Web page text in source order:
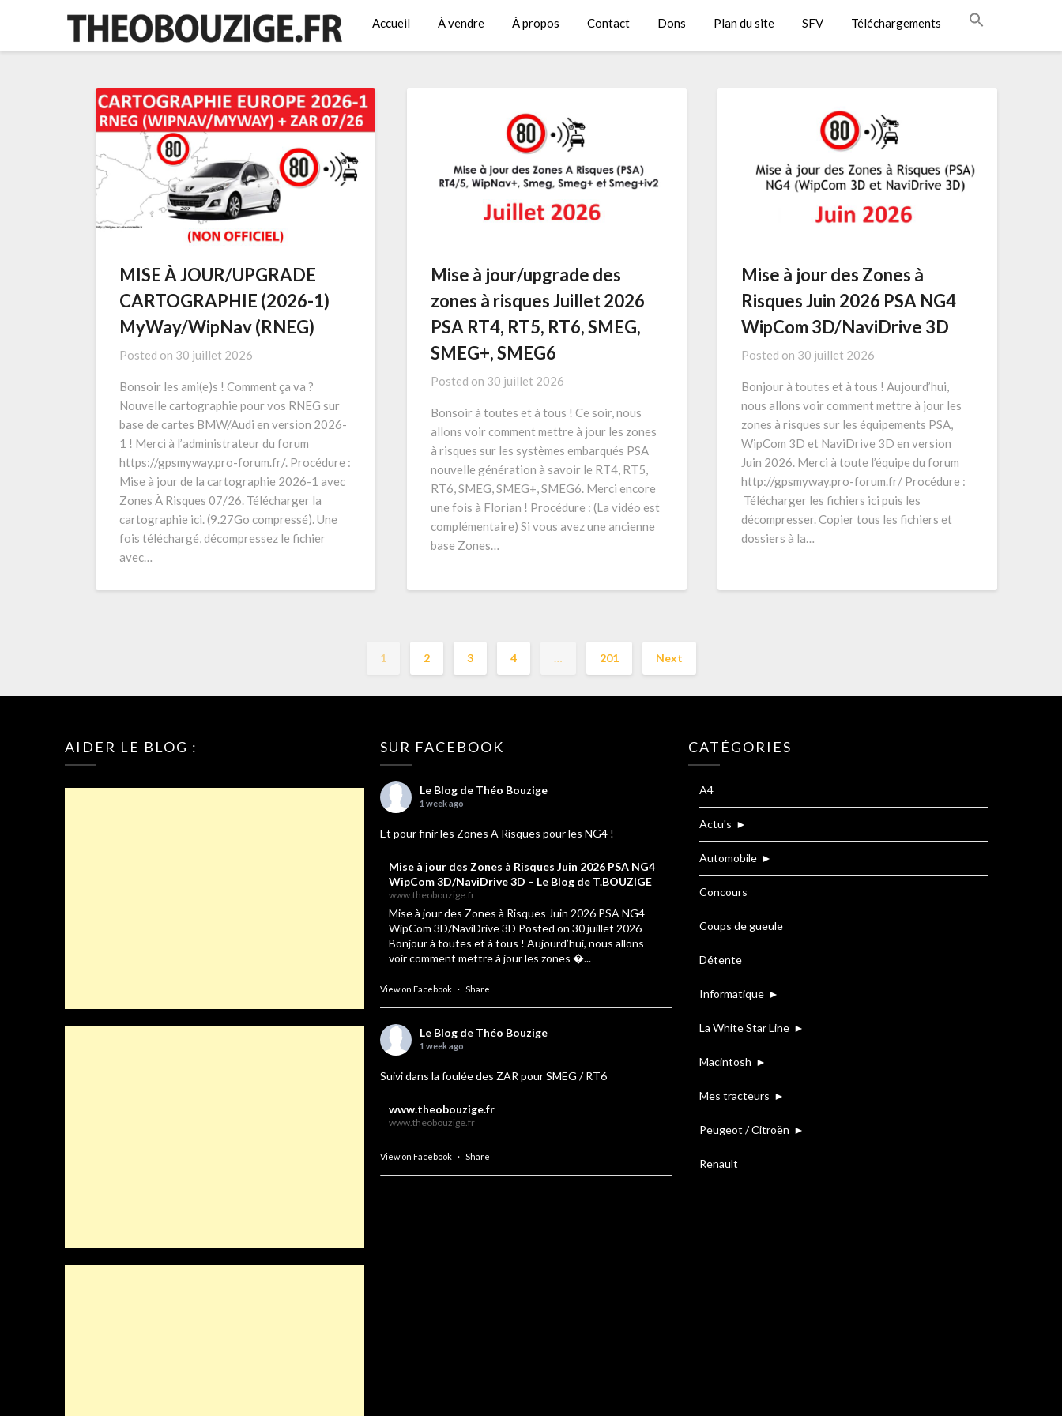
content
Accueil À vendre À propos Contact Dons Plan du site SFV Téléchargements
MISE À JOUR/UPGRADE
CARTOGRAPHIE (2026-1)
MyWay/WipNav (RNEG)
Posted on 30 juillet 2026
Bonsoir les ami(e)s ! Comment ça va ?
Nouvelle cartographie pour vos RNEG sur
base de cartes BMW/Audi en version 2026-
1 ! Merci à l’administrateur du forum
https://gpsmyway.pro-forum.fr/. Procédure :
Mise à jour de la cartographie 2026-1 avec
Zones À Risques 07/26. Télécharger la
cartographie ici. (9.27Go compressé). Une
fois téléchargé, décompressez le fichier
avec…
Mise à jour/upgrade des
zones à risques Juillet 2026
PSA RT4, RT5, RT6, SMEG,
SMEG+, SMEG6
Posted on 30 juillet 2026
Bonsoir à toutes et à tous ! Ce soir, nous
allons voir comment mettre à jour les zones
à risques sur les systèmes embarqués PSA
nouvelle génération à savoir le RT4, RT5,
RT6, SMEG, SMEG+, SMEG6. Merci encore
une fois à Florian ! Procédure : (La vidéo est
complémentaire) Si vous avez une ancienne
base Zones…
Mise à jour des Zones à
Risques Juin 2026 PSA NG4
WipCom 3D/NaviDrive 3D
Posted on 30 juillet 2026
Bonjour à toutes et à tous ! Aujourd’hui,
nous allons voir comment mettre à jour les
zones à risques sur les équipements PSA,
WipCom 3D et NaviDrive 3D en version
Juin 2026. Merci à toute l’équipe du forum
http://gpsmyway.pro-forum.fr/ Procédure :
Télécharger les fichiers ici puis les
décompresser. Copier tous les fichiers et
dossiers à la…
1 2 3 4 … 201 Next
AIDER LE BLOG : SUR FACEBOOK
Le Blog de Théo Bouzige
1 week ago
Et pour finir les Zones A Risques pour les NG4 !
Mise à jour des Zones à Risques Juin 2026 PSA NG4
WipCom 3D/NaviDrive 3D – Le Blog de T.BOUZIGE
www.theobouzige.fr
Mise à jour des Zones à Risques Juin 2026 PSA NG4
WipCom 3D/NaviDrive 3D Posted on 30 juillet 2026
Bonjour à toutes et à tous ! Aujourd’hui, nous allons
voir comment mettre à jour les zones �...
View on Facebook · Share
Le Blog de Théo Bouzige
1 week ago
Suivi dans la foulée des ZAR pour SMEG / RT6
www.theobouzige.fr
www.theobouzige.fr
View on Facebook · Share
CATÉGORIES
A4
Actu's ►
Automobile ►
Concours
Coups de gueule
Détente
Informatique ►
La White Star Line ►
Macintosh ►
Mes tracteurs ►
Peugeot / Citroën ►
Renault